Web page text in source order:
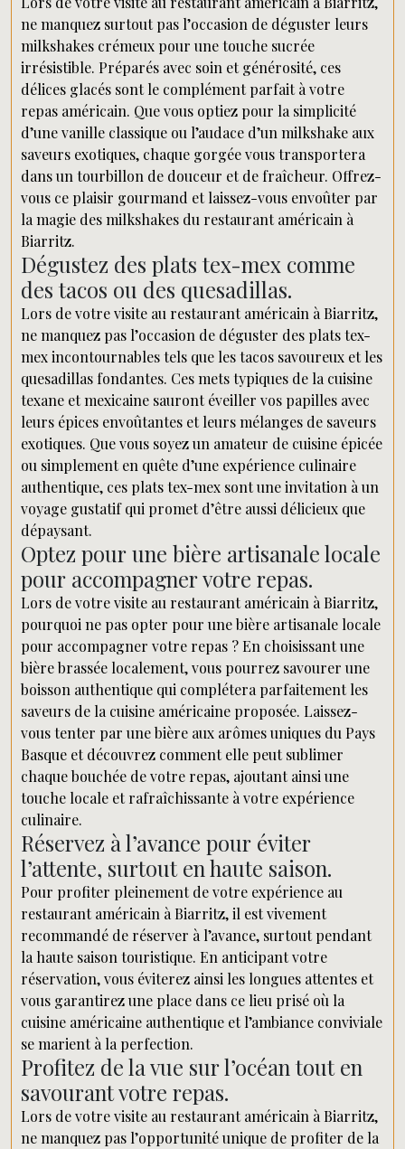
ne manquez surtout pas l’occasion de déguster leurs
milkshakes crémeux pour une touche sucrée
irrésistible. Préparés avec soin et générosité, ces
délices glacés sont le complément parfait à votre
repas américain. Que vous optiez pour la simplicité
d’une vanille classique ou l’audace d’un milkshake aux
saveurs exotiques, chaque gorgée vous transportera
dans un tourbillon de douceur et de fraîcheur. Offrez-
vous ce plaisir gourmand et laissez-vous envoûter par
la magie des milkshakes du restaurant américain à
Biarritz.
Dégustez des plats tex-mex comme
des tacos ou des quesadillas.
Lors de votre visite au restaurant américain à Biarritz,
ne manquez pas l’occasion de déguster des plats tex-
mex incontournables tels que les tacos savoureux et les
quesadillas fondantes. Ces mets typiques de la cuisine
texane et mexicaine sauront éveiller vos papilles avec
leurs épices envoûtantes et leurs mélanges de saveurs
exotiques. Que vous soyez un amateur de cuisine épicée
ou simplement en quête d’une expérience culinaire
authentique, ces plats tex-mex sont une invitation à un
voyage gustatif qui promet d’être aussi délicieux que
dépaysant.
Optez pour une bière artisanale locale
pour accompagner votre repas.
Lors de votre visite au restaurant américain à Biarritz,
pourquoi ne pas opter pour une bière artisanale locale
pour accompagner votre repas ? En choisissant une
bière brassée localement, vous pourrez savourer une
boisson authentique qui complétera parfaitement les
saveurs de la cuisine américaine proposée. Laissez-
vous tenter par une bière aux arômes uniques du Pays
Basque et découvrez comment elle peut sublimer
chaque bouchée de votre repas, ajoutant ainsi une
touche locale et rafraîchissante à votre expérience
culinaire.
Réservez à l’avance pour éviter
l’attente, surtout en haute saison.
Pour profiter pleinement de votre expérience au
restaurant américain à Biarritz, il est vivement
recommandé de réserver à l’avance, surtout pendant
la haute saison touristique. En anticipant votre
réservation, vous éviterez ainsi les longues attentes et
vous garantirez une place dans ce lieu prisé où la
cuisine américaine authentique et l’ambiance conviviale
se marient à la perfection.
Profitez de la vue sur l’océan tout en
savourant votre repas.
Lors de votre visite au restaurant américain à Biarritz,
ne manquez pas l’opportunité unique de profiter de la